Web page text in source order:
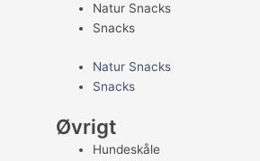
Natur Snacks
Snacks
Natur Snacks
Snacks
Øvrigt
Hundeskåle